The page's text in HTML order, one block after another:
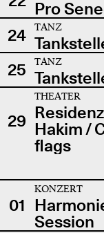
Pro
24
TANZ
25
TANZ
29
THEATER
Hakim /
flags
01
KONZERT
Session